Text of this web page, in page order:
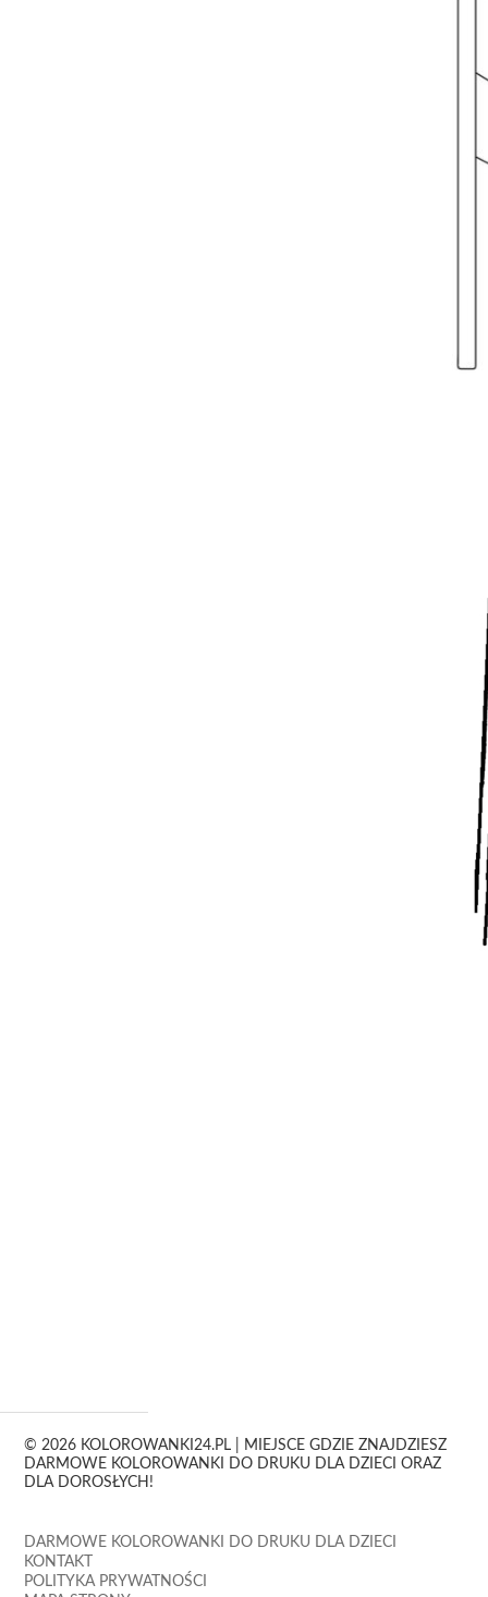
© 2026 KOLOROWANKI24.PL | MIEJSCE GDZIE ZNAJDZIESZ
DARMOWE KOLOROWANKI DO DRUKU DLA DZIECI ORAZ
DLA DOROSŁYCH!
DARMOWE KOLOROWANKI DO DRUKU DLA DZIECI
KONTAKT
POLITYKA PRYWATNOŚCI